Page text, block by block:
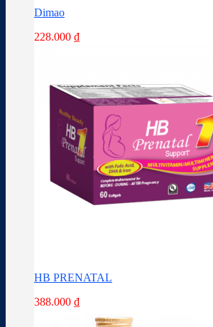
Dimao
228.000 ₫
HB PRENATAL
388.000 ₫